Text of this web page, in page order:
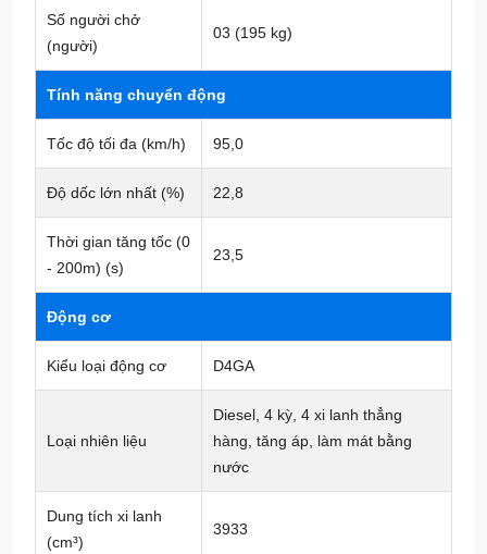
Số người chở
(người)
03 (195 kg)
Tính năng chuyển động
Tốc độ tối đa (km/h) 95,0
Độ dốc lớn nhất (%) 22,8
Thời gian tăng tốc (0
- 200m) (s)
23,5
Động cơ
Kiểu loại động cơ D4GA
Loại nhiên liệu
Diesel, 4 kỳ, 4 xi lanh thẳng
hàng, tăng áp, làm mát bằng
nước
Dung tích xi lanh
(cm³)
3933